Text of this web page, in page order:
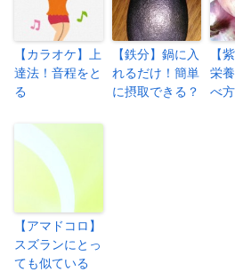
【カラオケ】上
達法！音程をと
る
【鉄分】鍋に入
れるだけ！簡単
に摂取できる？
【
栄
べ
【アマドコロ】
スズランにとっ
ても似ている